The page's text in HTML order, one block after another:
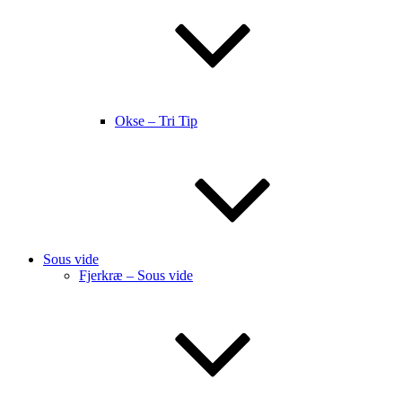
Okse – Tri Tip
Sous vide
Fjerkræ – Sous vide